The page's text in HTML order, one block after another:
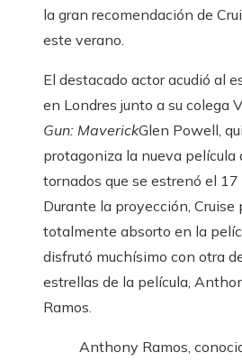
la gran recomendación de
este verano.
El destacado actor acudió al
en Londres junto a su colega
Gun: MaverickGlen Powell,
protagoniza la nueva película
tornados que se estrenó el 17
Durante la proyección, Cruise
totalmente absorto en la
disfrutó muchísimo con otra
estrellas de la película,
Ramos.
Anthony Ramos,